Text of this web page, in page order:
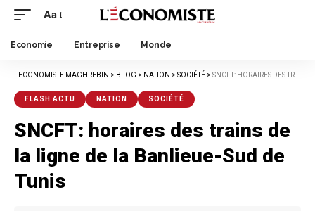
Aa
Economie Entreprise Monde
LECONOMISTE MAGHREBIN > BLOG > NATION > SOCIÉTÉ > SNCFT: HORAIRES DES TRAINS DE LA LIGNE DE LA BANLIEUE-SUD DE TUNIS
FLASH ACTU NATION SOCIÉTÉ
SNCFT: horaires des trains de
la ligne de la Banlieue-Sud de
Tunis